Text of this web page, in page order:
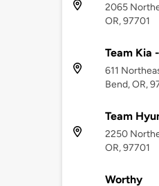
2065
OR, 97701
Team Kia
611
Bend, OR,
Team
2250
OR, 97701
Worthy